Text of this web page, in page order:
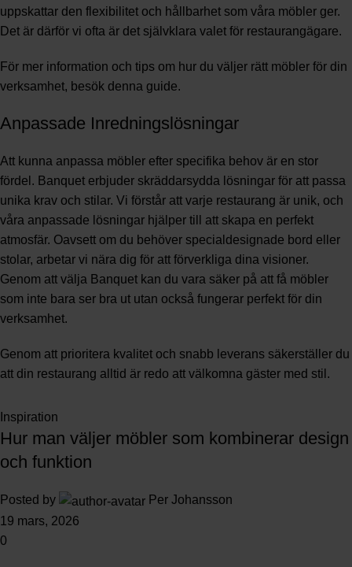
uppskattar den flexibilitet och hållbarhet som våra möbler ger.
Det är därför vi ofta är det självklara valet för restaurangägare.
För mer information och tips om hur du väljer rätt möbler för din
verksamhet, besök denna guide.
Anpassade Inredningslösningar
Att kunna anpassa möbler efter specifika behov är en stor
fördel. Banquet erbjuder skräddarsydda lösningar för att passa
unika krav och stilar. Vi förstår att varje restaurang är unik, och
våra anpassade lösningar hjälper till att skapa en perfekt
atmosfär. Oavsett om du behöver specialdesignade bord eller
stolar, arbetar vi nära dig för att förverkliga dina visioner.
Genom att välja Banquet kan du vara säker på att få möbler
som inte bara ser bra ut utan också fungerar perfekt för din
verksamhet.
Genom att prioritera kvalitet och snabb leverans säkerställer du
att din restaurang alltid är redo att välkomna gäster med stil.
Inspiration
Hur man väljer möbler som kombinerar design
och funktion
Posted by
Per Johansson
19 mars, 2026
0